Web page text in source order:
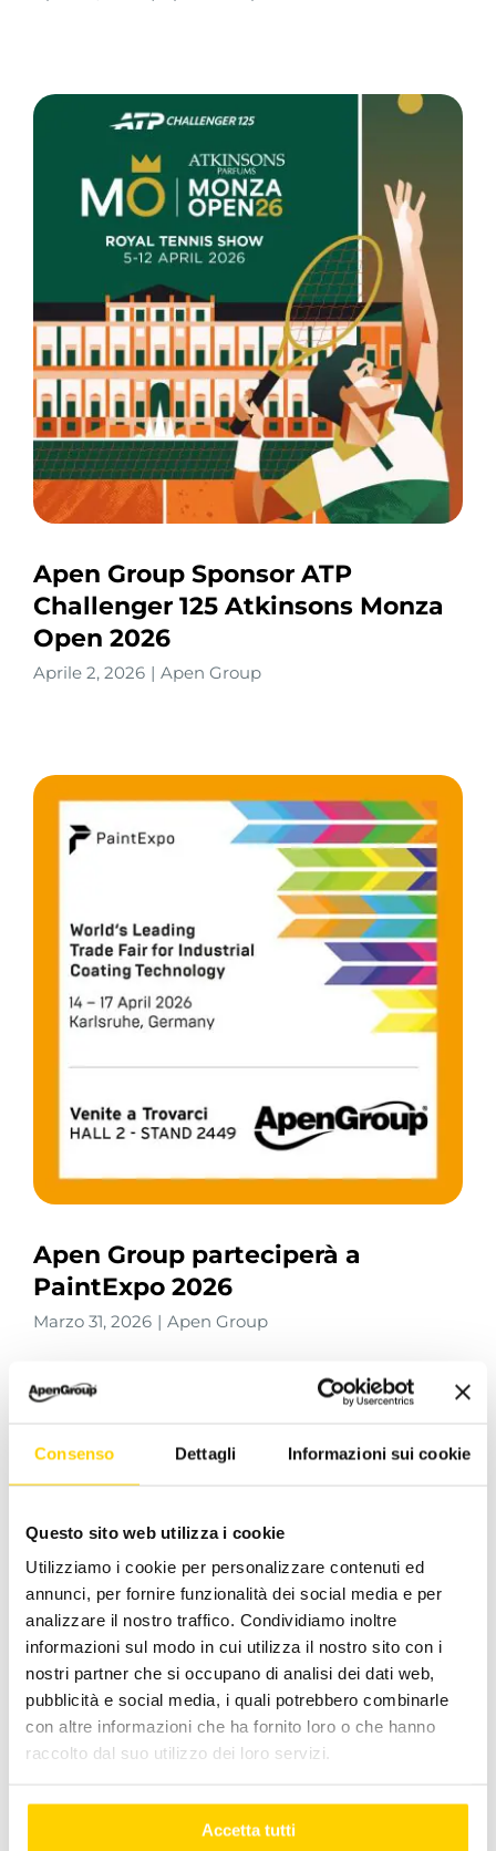
Consenso Dettagli Informazioni sui cookie
Questo sito web utilizza i cookie
Utilizziamo i cookie per personalizzare contenuti ed
annunci, per fornire funzionalità dei social media e per
analizzare il nostro traffico. Condividiamo inoltre
informazioni sul modo in cui utilizza il nostro sito con i
nostri partner che si occupano di analisi dei dati web,
pubblicità e social media, i quali potrebbero combinarle
con altre informazioni che ha fornito loro o che hanno
raccolto dal suo utilizzo dei loro servizi.
Accetta tutti
Apen Group Sponsor ATP
Challenger 125 Atkinsons Monza
Open 2026
Aprile 2, 2026 | Apen Group
Apen Group parteciperà a
PaintExpo 2026
Marzo 31, 2026 | Apen Group